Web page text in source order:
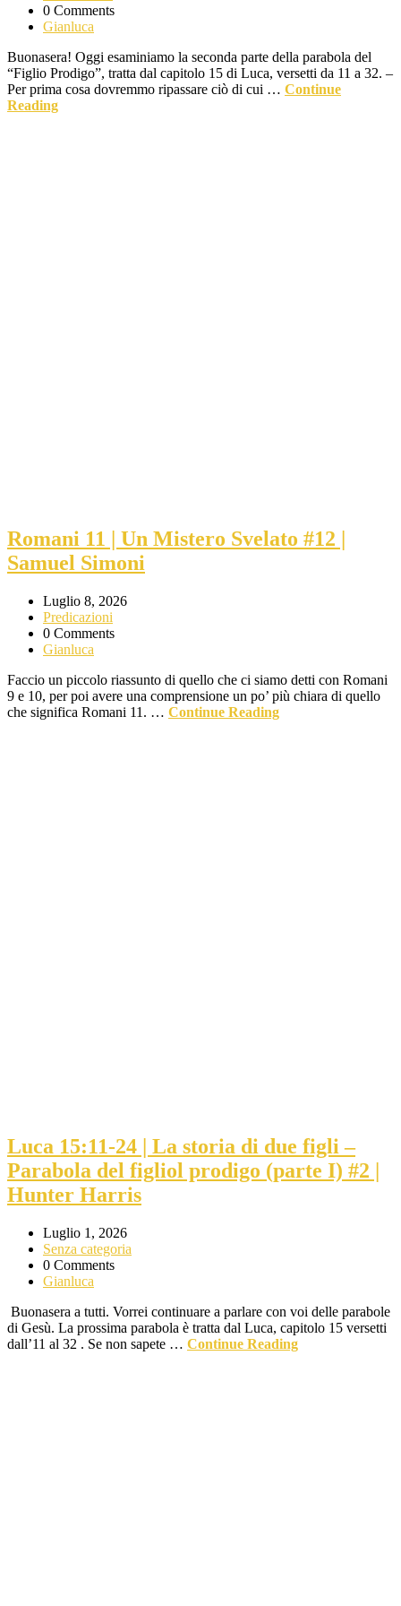
0 Comments
Gianluca
Buonasera! Oggi esaminiamo la seconda parte della parabola del
“Figlio Prodigo”, tratta dal capitolo 15 di Luca, versetti da 11 a 32. –
Per prima cosa dovremmo ripassare ciò di cui … Continue
Reading
Romani 11 | Un Mistero Svelato #12 |
Samuel Simoni
Luglio 8, 2026
Predicazioni
0 Comments
Gianluca
Faccio un piccolo riassunto di quello che ci siamo detti con Romani
9 e 10, per poi avere una comprensione un po’ più chiara di quello
che significa Romani 11. … Continue Reading
Luca 15:11-24 | La storia di due figli –
Parabola del figliol prodigo (parte I) #2 |
Hunter Harris
Luglio 1, 2026
Senza categoria
0 Comments
Gianluca
Buonasera a tutti. Vorrei continuare a parlare con voi delle parabole
di Gesù. La prossima parabola è tratta dal Luca, capitolo 15 versetti
dall’11 al 32 . Se non sapete … Continue Reading